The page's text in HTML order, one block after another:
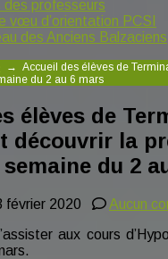
des professeurs
vœu d’orientation PCSI
des Anciens Balzaciens
→ Accueil des élèves de
du 2 au 6 mars
élèves de
découvrir la
du 2
février 2020 Aucun
aux cours